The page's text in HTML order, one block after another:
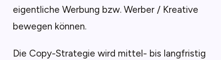
eigentliche Werbung bzw. Werber / Kreative
bewegen können.
Die Copy-Strategie wird mittel- bis langfristig